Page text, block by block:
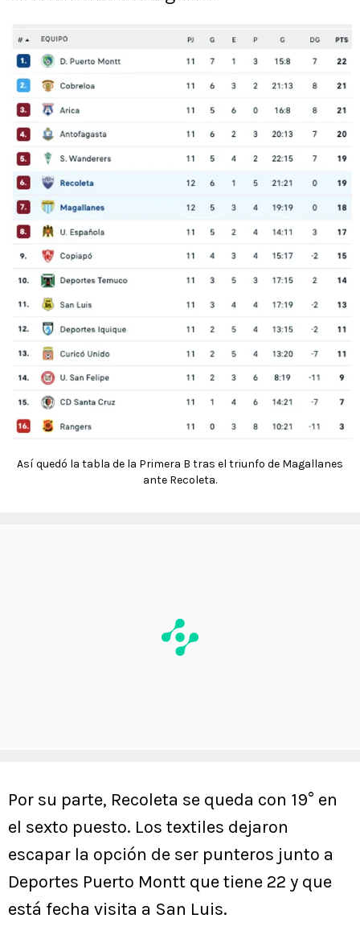
Así quedó la tabla de la Primera B tras el triunfo de Magallanes
ante Recoleta.
Por su parte, Recoleta se queda con 19° en
el sexto puesto. Los textiles dejaron
escapar la opción de ser punteros junto a
Deportes Puerto Montt que tiene 22 y que
está fecha visita a San Luis.